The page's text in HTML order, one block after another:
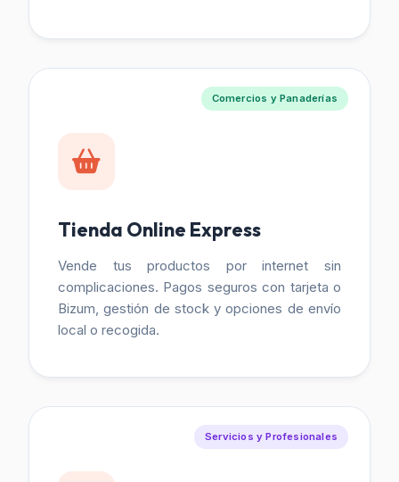
Comercios y Panaderías
Tienda Online Express
Vende tus productos por internet sin
complicaciones. Pagos seguros con tarjeta o
Bizum, gestión de stock y opciones de envío
local o recogida.
Servicios y Profesionales